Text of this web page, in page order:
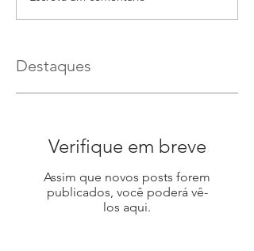
Destaques
Verifique em breve
Assim que novos posts forem
publicados, você poderá vê-
los aqui.